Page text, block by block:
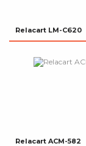
Relacart LM-C620
Relacart ACM-582